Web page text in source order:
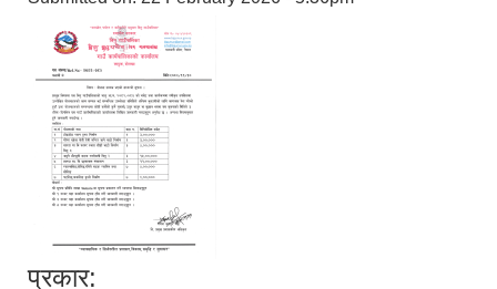
प्रकार: